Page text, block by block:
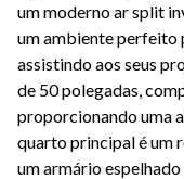
um moderno ar split
um ambiente perfeito
assistindo aos seus
de 50 polegadas,
proporcionando uma
quarto principal é um
um armário